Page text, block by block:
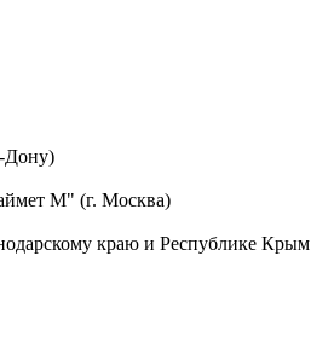
Дону)
М" (г. Москва)
краю и Республике Крым